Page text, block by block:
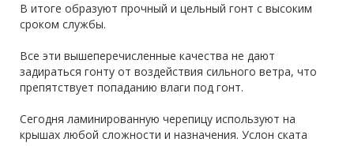
В итоге образуют прочный и цельный гонт с высоким
сроком службы.
Все эти вышеперечисленные качества не дают
задираться гонту от воздействия сильного ветра, что
препятствует попаданию влаги под гонт.
Сегодня ламинированную черепицу используют на
крышах любой сложности и назначения. Услон ската